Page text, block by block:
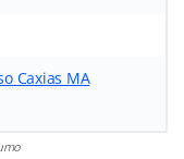
Caxias MA